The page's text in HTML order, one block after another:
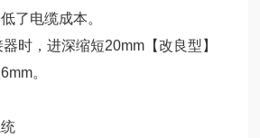
了电缆成本。
时，进深缩短20mm【改良型】
。